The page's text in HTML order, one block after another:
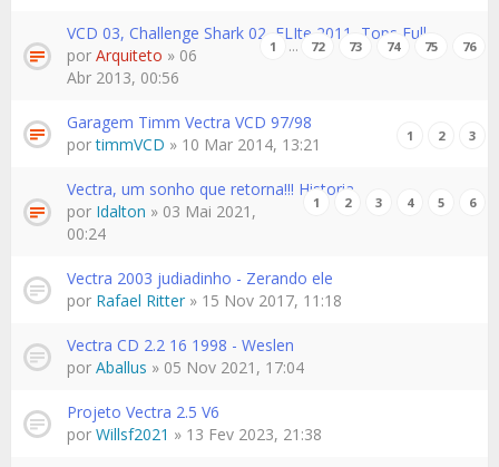
VCD 03, Challenge Shark 02, ELIte 2011, Tops Full
1 … 72 73 74 75 76
por Arquiteto » 06
Abr 2013, 00:56
Garagem Timm Vectra VCD 97/98
1 2 3
portimmVCD » 10 Mar 2014, 13:21
Vectra, um sonho que retorna!!! Historia
1 2 3 4 5 6
por Idalton » 03 Mai 2021,
00:24
Vectra 2003 judiadinho - Zerando ele
por Rafael Ritter » 15 Nov 2017, 11:18
Vectra CD 2.2 16 1998 - Weslen
por Aballus » 05 Nov 2021, 17:04
Projeto Vectra 2.5 V6
por Willsf2021 » 13 Fev 2023, 21:38